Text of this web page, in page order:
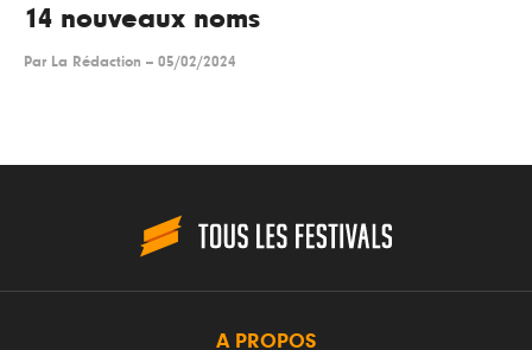
14 nouveaux noms
Par La Rédaction -- 05/02/2024
A PROPOS